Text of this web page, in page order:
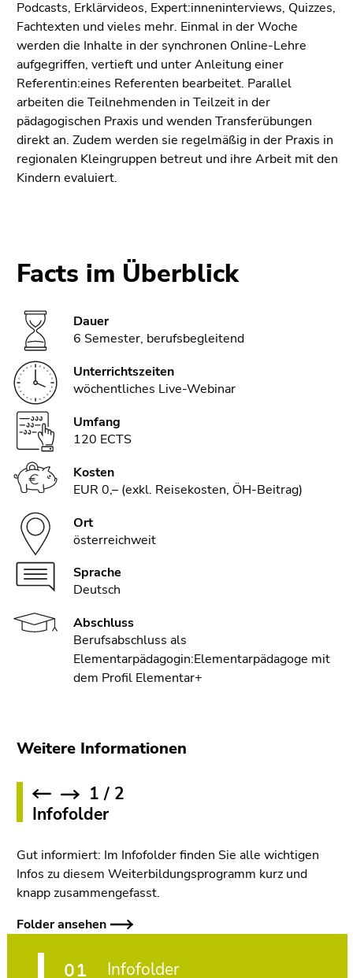
Podcasts, Erklärvideos, Expert:inneninterviews, Quizzes,
Fachtexten und vieles mehr. Einmal in der Woche
werden die Inhalte in der synchronen Online-Lehre
aufgegriffen, vertieft und unter Anleitung einer
Referentin:eines Referenten bearbeitet. Parallel
arbeiten die Teilnehmenden in Teilzeit in der
pädagogischen Praxis und wenden Transferübungen
direkt an. Zudem werden sie regelmäßig in der Praxis in
regionalen Kleingruppen betreut und ihre Arbeit mit den
Kindern evaluiert.
Facts im Überblick
Dauer
6 Semester, berufsbegleitend
Unterrichtszeiten
wöchentliches Live-Webinar
Umfang
120 ECTS
Kosten
EUR 0,– (exkl. Reisekosten, ÖH-Beitrag)
Ort
österreichweit
Sprache
Deutsch
Abschluss
Berufsabschluss als
Elementarpädagogin:Elementarpädagoge mit
dem Profil Elementar+
Weitere Informationen
Next
1 / 2
Infofolder
Gut informiert: Im Infofolder finden Sie alle wichtigen
Infos zu diesem Weiterbildungsprogramm kurz und
knapp zusammengefasst.
Folder ansehen
Infofolder